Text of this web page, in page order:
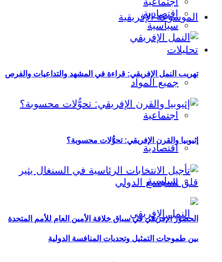
الموسوعة الإفريقية
تحليلات
جميع المواد
اجتماعية
اقتصادية
سياسية
اقتصادية
سياسية
تهريب النمل الإفريقي: قراءة في المشهد والتداعيات والفرص
إثيوبيا والقرن الإفريقي: تحوُّلات محسوبة؟
الحضور الإفريقي في سباق خلافة الأمين العام للأمم المتحدة
بين طموحات التمثيل وتحديات المنافسة الدولية